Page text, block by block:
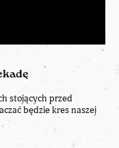
stojących przed
będzie kres naszej